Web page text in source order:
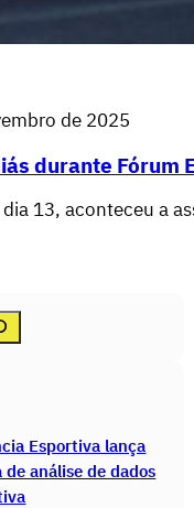
de 2025
durante Fórum
13, aconteceu a
Esportiva lança
análise de dados